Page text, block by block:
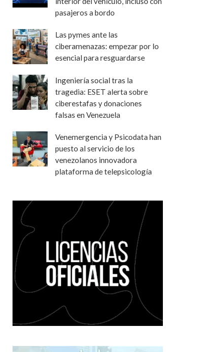
pasajeros a bordo
Las pymes ante las
ciberamenazas: empezar por lo
esencial para resguardarse
Ingeniería social tras la
tragedia: ESET alerta sobre
ciberestafas y donaciones
falsas en Venezuela
Venemergencia y Psicodata han
puesto al servicio de los
venezolanos innovadora
plataforma de telepsicología